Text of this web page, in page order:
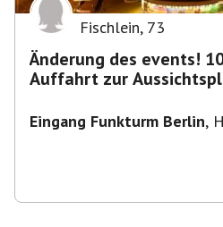
Fischlein, 73
Änderung des events!
Auffahrt zur
Eingang Funkturm Berlin,